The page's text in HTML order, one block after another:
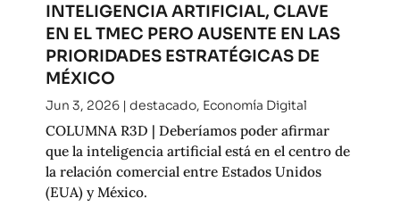
INTELIGENCIA ARTIFICIAL, CLAVE
EN EL TMEC PERO AUSENTE EN LAS
PRIORIDADES ESTRATÉGICAS DE
MÉXICO
Jun 3, 2026| destacado, Economía Digital
COLUMNA R3D | Deberíamos poder afirmar
que la inteligencia artificial está en el centro de
la relación comercial entre Estados Unidos
(EUA) y México.